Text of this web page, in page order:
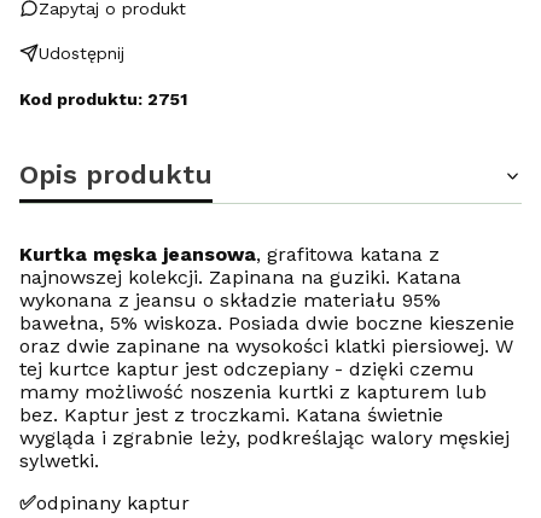
Zapytaj o produkt
Udostępnij
Kod produktu: 2751
Opis produktu
Kurtka męska jeansowa, grafitowa katana z
najnowszej kolekcji. Zapinana na guziki. Katana
wykonana z jeansu o składzie materiału 95%
bawełna, 5% wiskoza. Posiada dwie boczne kieszenie
oraz dwie zapinane na wysokości klatki piersiowej. W
tej kurtce kaptur jest odczepiany - dzięki czemu
mamy możliwość noszenia kurtki z kapturem lub
bez. Kaptur jest z troczkami. Katana świetnie
wygląda i zgrabnie leży, podkreślając walory męskiej
sylwetki.
✅odpinany kaptur